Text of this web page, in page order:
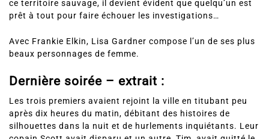
à l’équipe. Mais à mesure que l’expédition s’enfonce dans
ce territoire sauvage, il devient évident que quelqu’un est
Avec Frankie Elkin, Lisa Gardner compose l’un de ses plus
Dernière soirée – extrait :
Les trois premiers avaient rejoint la ville en titubant peu
après dix heures du matin, débitant des histoires de